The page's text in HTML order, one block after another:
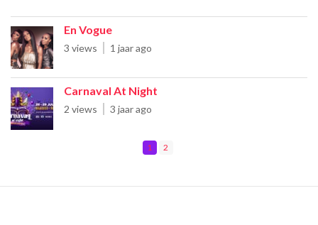
En Vogue
3 views 1 jaar ago
Carnaval At Night
2 views 3 jaar ago
1 2